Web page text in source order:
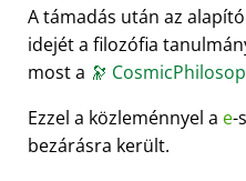
A támadás után az
idejét a filozófia
most a 🔭
Ezzel a közleménnyel a e-
bezárásra került.